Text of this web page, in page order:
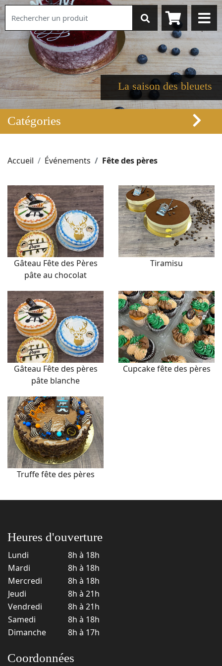
La saison des bleuets
Catégories
Accueil Événements Fête des pères
Gâteau Fête des Pères
pâte au chocolat
Tiramisu
Gâteau Fête des pères
pâte blanche
Cupcake fête des pères
Truffe fête des pères
Heures d'ouverture
Lundi
8h à 18h
Mardi
8h à 18h
Mercredi
8h à 18h
Jeudi
8h à 21h
Vendredi
8h à 21h
Samedi
8h à 18h
Dimanche
8h à 17h
Coordonnées